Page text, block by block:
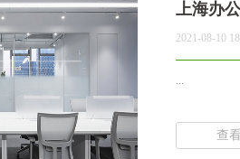
上海办
2021-08-10
...
查